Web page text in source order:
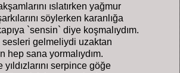
ıslatırken yağmur
söylerken karanlığa
`sensin` diye koşmalıydım.
sesleri gelmeliydi uzaktan
hep sana yormalıydım.
yıldızlarını serpince göğe